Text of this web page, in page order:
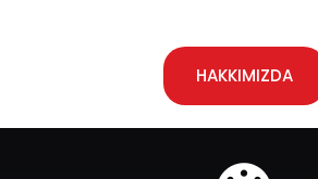
HAKKIMIZDA